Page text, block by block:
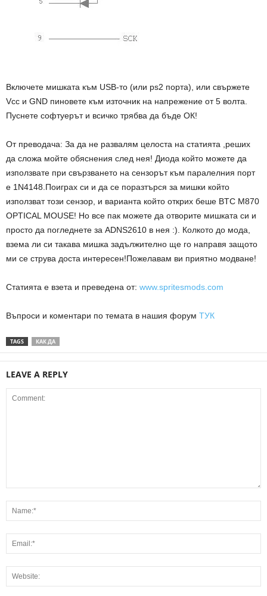
Включете мишката към USB-то (или ps2 порта), или свържете
Vcc и GND пиновете към източник на напрежение от 5 волта.
Пуснете софтуерът и всичко трябва да бъде ОК!
От преводача: За да не развалям целоста на статията ,реших
да сложа мойте обяснения след нея! Диода който можете да
използвате при свързването на сензорът към паралелния порт
е 1N4148.Поиграх си и да се поразтърся за мишки който
използват този сензор, и варианта който открих беше BTC M870
OPTICAL MOUSE! Но все пак можете да отворите мишката си и
просто да погледнете за ADNS2610 в нея :). Колкото до мода,
взема ли си такава мишка задължително ще го направя защото
ми се струва доста интересен!Пожелавам ви приятно модване!
Статията е взета и преведена от: www.spritesmods.com
Въпроси и коментари по темата в нашия форум ТУК
TAGS КАК ДА
LEAVE A REPLY